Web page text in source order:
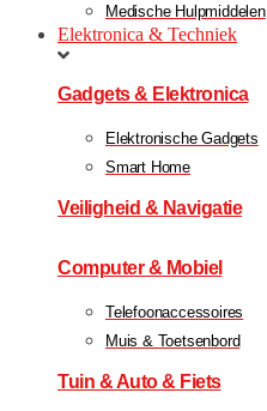
Medische Hulpmiddelen
Elektronica & Techniek
Gadgets & Elektronica
Elektronische Gadgets
Smart Home
Veiligheid & Navigatie
Computer & Mobiel
Telefoonaccessoires
Muis & Toetsenbord
Tuin & Auto & Fiets